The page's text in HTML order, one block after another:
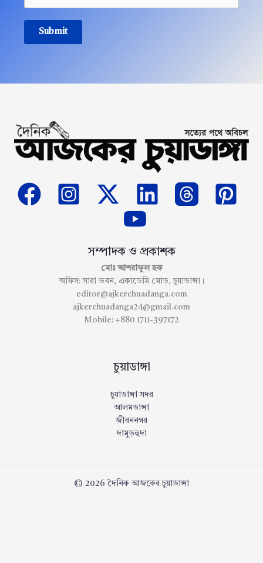
Submit
সম্পাদক ও প্রকাশক
মোঃ আশরাফুল হক
অফিস: সারা ভবন, একাডেমি মোড়, চুয়াডাঙ্গা।
editor@ajkerchuadanga.com
ajkerchuadanga24@gmail.com
Mobile: +880 1711-397172
চুয়াডাঙ্গা
চুয়াডাঙ্গা সদর
আলমডাঙ্গা
জীবননগর
দামুড়হুদা
© 2026 দৈনিক আজকের চুয়াডাঙ্গা